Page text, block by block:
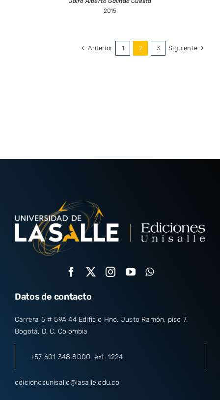
2015
Anterior 1 2 3 Siguiente
Datos de contacto
Carrera 5 # 59A 44 Edificio Hno. Justo Ramón, piso 7.
Bogotá, D. C. Colombia
+57 601 348 8000, ext. 1224
edicionesunisalle@lasalle.edu.co